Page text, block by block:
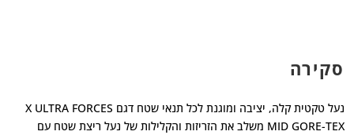
סקירה
נעל טקטית קלה, יציבה ומוגנת לכל תנאי שטח דגם X ULTRA FORCES
MID GORE-TEX משלב את הזריזות והקלילות של נעל ריצת שטח עם